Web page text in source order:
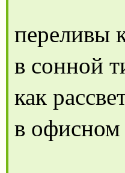
переливы
в сонной
как
в офисном